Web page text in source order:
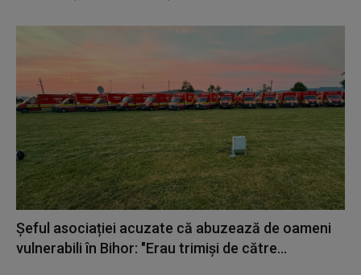
Șeful asociației acuzate că abuzează de oameni
vulnerabili în Bihor: "Erau trimiși de către...